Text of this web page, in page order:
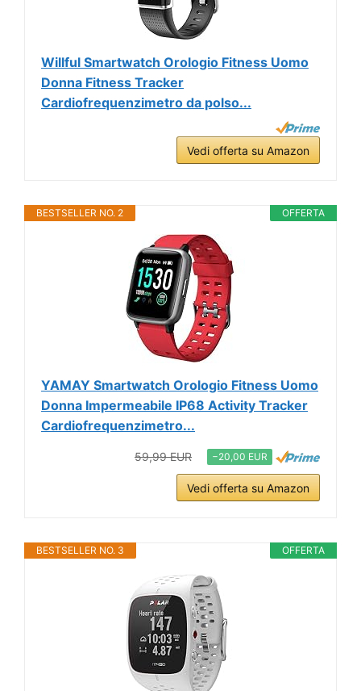
Willful Smartwatch Orologio Fitness Uomo
Donna Fitness Tracker
Cardiofrequenzimetro da polso...
Vedi offerta su Amazon
OFFERTA
BESTSELLER NO. 2
YAMAY Smartwatch Orologio Fitness Uomo
Donna Impermeabile IP68 Activity Tracker
Cardiofrequenzimetro...
59,99 EUR −20,00 EUR
Vedi offerta su Amazon
OFFERTA
BESTSELLER NO. 3